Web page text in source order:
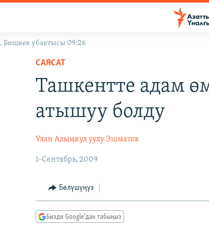
Бишкек убактысы 09:26
САЯСАТ
Ташкентте адам
атышуу болду
Улан Алымкул уулу Эшматов
1-Сентябрь, 2009
Бөлүшүңүз
Бизди Google'дан табыңыз